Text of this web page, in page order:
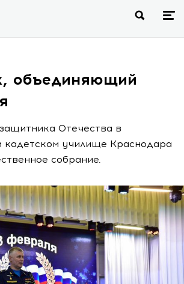
объединяющий
Отечества в
кадетском училище Краснодара
собрание.